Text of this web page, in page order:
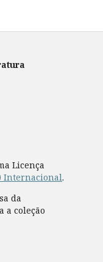
Licença
Internacional.
da
a coleção